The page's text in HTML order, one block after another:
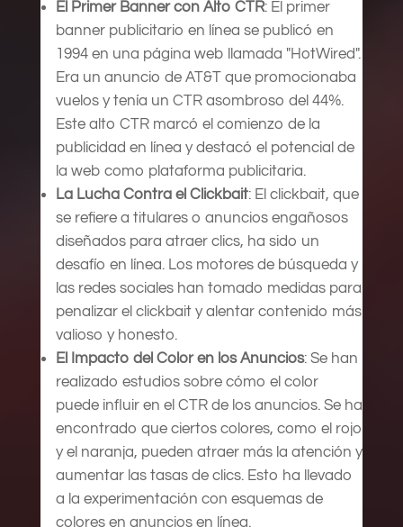
El Primer Banner con Alto CTR: El primer
banner publicitario en línea se publicó en
1994 en una página web llamada "HotWired".
Era un anuncio de AT&T que promocionaba
vuelos y tenía un CTR asombroso del 44%.
Este alto CTR marcó el comienzo de la
publicidad en línea y destacó el potencial de
la web como plataforma publicitaria.
La Lucha Contra el Clickbait: El clickbait, que
se refiere a titulares o anuncios engañosos
diseñados para atraer clics, ha sido un
desafío en línea. Los motores de búsqueda y
las redes sociales han tomado medidas para
penalizar el clickbait y alentar contenido más
valioso y honesto.
El Impacto del Color en los Anuncios: Se han
realizado estudios sobre cómo el color
puede influir en el CTR de los anuncios. Se ha
encontrado que ciertos colores, como el rojo
y el naranja, pueden atraer más la atención y
aumentar las tasas de clics. Esto ha llevado
a la experimentación con esquemas de
colores en anuncios en línea.